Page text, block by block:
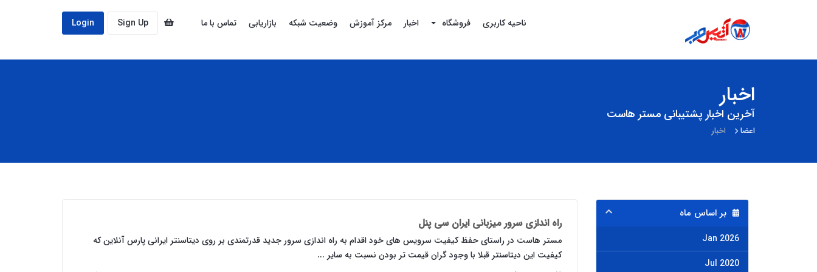
ناحیه کاربری فروشگاه اخبار مرکز آموزش وضعیت شبکه بازاریابی تماس با ما Sign Up
Login
اخبار
آخرین اخبار پشتیبانی مستر هاست
اعضا اخبار
بر اساس ماه
Jan 2026
Jul 2020
راه اندازی سرور میزبانی ایران سی پنل
مستر هاست در راستای حفظ کیفیت سرویس های خود اقدام به راه اندازی سرور جدید قدرتمندی بر روی دیتاسنتر ایرانی پارس آنلاین که
کیفیت این دیتاسنتر قبلا با وجود گران قیمت تر بودن نسبت به سایر ...